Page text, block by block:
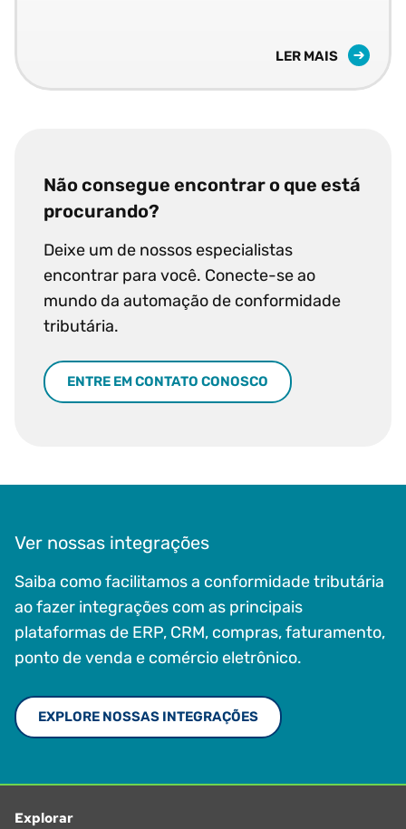
LER MAIS
Não consegue encontrar o que está
procurando?
Deixe um de nossos especialistas
encontrar para você. Conecte-se ao
mundo da automação de conformidade
tributária.
ENTRE EM CONTATO CONOSCO
Ver nossas integrações
Saiba como facilitamos a conformidade tributária
ao fazer integrações com as principais
plataformas de ERP, CRM, compras, faturamento,
ponto de venda e comércio eletrônico.
EXPLORE NOSSAS INTEGRAÇÕES
Explorar